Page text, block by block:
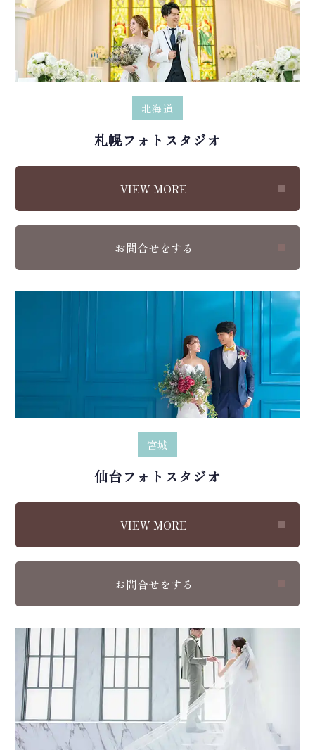
北海道
札幌フォトスタジオ
VIEW MORE
お問合せをする
宮城
仙台フォトスタジオ
VIEW MORE
お問合せをする